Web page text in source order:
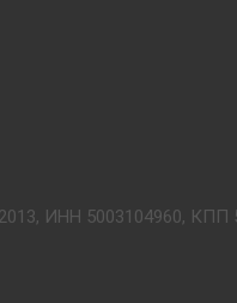
ИНН 5003104960,